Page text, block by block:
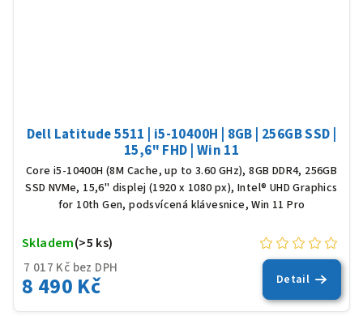
Dell Latitude 5511 | i5-10400H | 8GB | 256GB SSD |
15,6" FHD | Win 11
Core i5-10400H (8M Cache, up to 3.60 GHz), 8GB DDR4, 256GB
SSD NVMe, 15,6" displej (1920 x 1080 px), Intel® UHD Graphics
for 10th Gen, podsvícená klávesnice, Win 11 Pro
7 017 Kč bez DPH
8 490 Kč
Skladem(>5 ks)
Detail